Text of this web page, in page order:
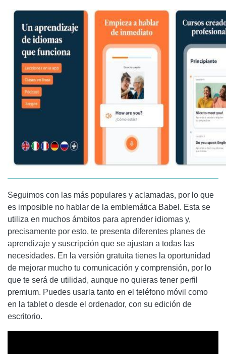
Seguimos con las más populares y aclamadas, por lo que
es imposible no hablar de la emblemática Babel. Esta se
utiliza en muchos ámbitos para aprender idiomas y,
precisamente por esto, te presenta diferentes planes de
aprendizaje y suscripción que se ajustan a todas las
necesidades. En la versión gratuita tienes la oportunidad
de mejorar mucho tu comunicación y comprensión, por lo
que te será de utilidad, aunque no quieras tener perfil
premium. Puedes usarla tanto en el teléfono móvil como
en la tablet o desde el ordenador, con su edición de
escritorio.